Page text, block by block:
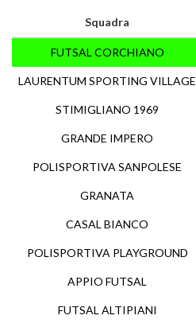
Squadra
FUTSAL CORCHIANO
LAURENTUM SPORTING VILLAGE
STIMIGLIANO 1969
GRANDE IMPERO
POLISPORTIVA SANPOLESE
GRANATA
CASAL BIANCO
POLISPORTIVA PLAYGROUND
APPIO FUTSAL
FUTSAL ALTIPIANI